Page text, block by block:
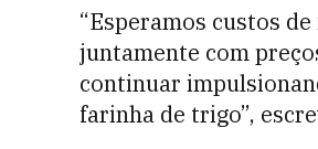
“Esperamos custos
juntamente com
continuar
farinha de trigo”,